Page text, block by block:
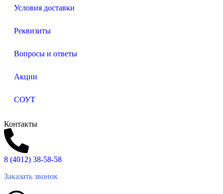
Условия доставки
Реквизиты
Вопросы и ответы
Акции
СОУТ
Контакты
8 (4012) 38-58-58
Заказать звонок